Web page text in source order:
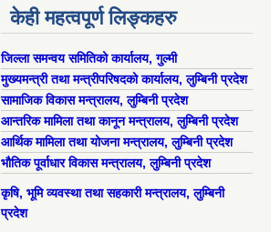
केही महत्वपूर्ण लिङ्कहरु
जिल्ला समन्वय समितिको कार्यालय, गुल्मी
मुख्यमन्त्री तथा मन्त्रीपरिषदको कार्यालय, लुम्बिनी प्रदेश
सामाजिक विकास मन्त्रालय, लुम्बिनी प्रदेश
आन्तरिक मामिला तथा कानून मन्त्रालय, लुम्बिनी प्रदेश
आर्थिक मामिला तथा योजना मन्त्रालय, लुम्बिनी प्रदेश
भौतिक पूर्वाधार विकास मन्त्रालय, लुम्बिनी प्रदेश
कृषि, भूमि व्यवस्था तथा सहकारी मन्त्रालय, लुम्बिनी
प्रदेश